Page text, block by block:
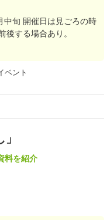
旬 開催日は見ごろの時
する場合あり。
ベント
料を紹介